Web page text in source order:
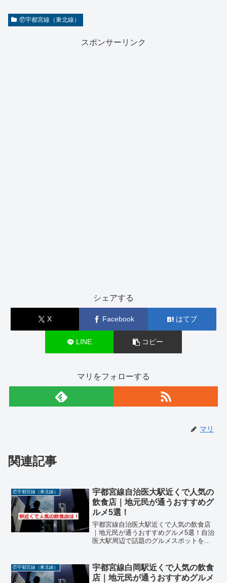
⑰宇都宮線（東北線）
スポンサーリンク
シェアする
X Facebook はてブ
LINE コピー
マリをフォローする
マリ
関連記事
⑰宇都宮線（東北線）
宇都宮線自治医大駅近くで人気の
飲食店｜地元民が通うおすすめグ
ルメ5選！
宇都宮線自治医大駅近くで人気の飲食店
｜地元民が通うおすすめグルメ5選！自治
医大駅周辺で話題のグルメスポットを厳
住宅街が広がる落ち着いたエリアで、地
元民に愛される飲食店...
⑰宇都宮線（東北線）
宇都宮線白岡駅近くで人気の飲食
店｜地元民が通うおすすめグルメ